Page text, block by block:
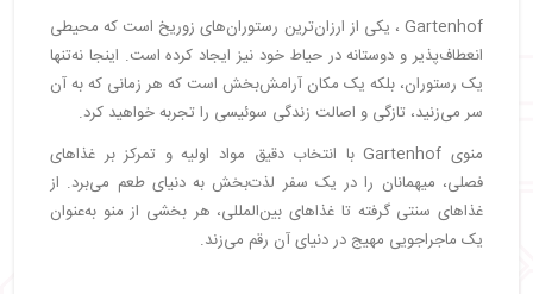
Gartenhof ، یکی از ارزان‌ترین رستوران‌های زوریخ است که محیطی
انعطاف‌پذیر و دوستانه در حیاط خود نیز ایجاد کرده است. اینجا نه‌تنها
یک رستوران، بلکه یک مکان آرامش‌بخش است که هر زمانی که به آن
سر می‌زنید، تازگی و اصالت زندگی سوئیسی را تجربه خواهید کرد.
منوی Gartenhof با انتخاب دقیق مواد اولیه و تمرکز بر غذاهای
فصلی، میهمانان را در یک سفر لذت‌بخش به دنیای طعم می‌برد. از
غذاهای سنتی گرفته تا غذاهای بین‌المللی، هر بخشی از منو به‌عنوان
یک ماجراجویی مهیج در دنیای آن رقم می‌زند.